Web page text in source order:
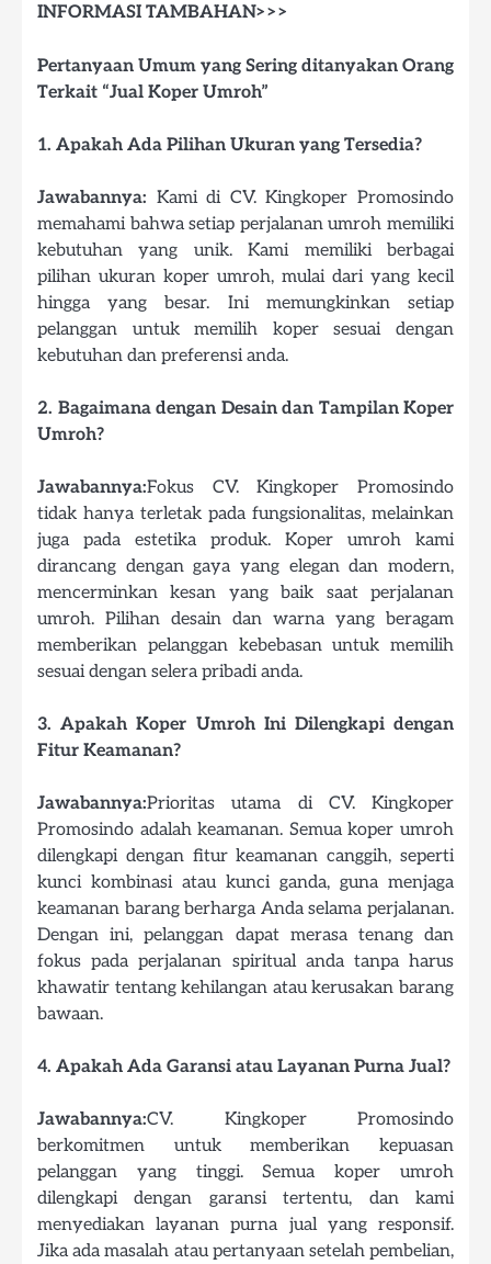
INFORMASI TAMBAHAN>>>
Pertanyaan Umum yang Sering ditanyakan Orang
Terkait “Jual Koper Umroh”
1. Apakah Ada Pilihan Ukuran yang Tersedia?
Jawabannya: Kami di CV. Kingkoper Promosindo
memahami bahwa setiap perjalanan umroh memiliki
kebutuhan yang unik. Kami memiliki berbagai
pilihan ukuran koper umroh, mulai dari yang kecil
hingga yang besar. Ini memungkinkan setiap
pelanggan untuk memilih koper sesuai dengan
kebutuhan dan preferensi anda.
2. Bagaimana dengan Desain dan Tampilan Koper
Umroh?
Jawabannya:Fokus CV. Kingkoper Promosindo
tidak hanya terletak pada fungsionalitas, melainkan
juga pada estetika produk. Koper umroh kami
dirancang dengan gaya yang elegan dan modern,
mencerminkan kesan yang baik saat perjalanan
umroh. Pilihan desain dan warna yang beragam
memberikan pelanggan kebebasan untuk memilih
sesuai dengan selera pribadi anda.
3. Apakah Koper Umroh Ini Dilengkapi dengan
Fitur Keamanan?
Jawabannya:Prioritas utama di CV. Kingkoper
Promosindo adalah keamanan. Semua koper umroh
dilengkapi dengan fitur keamanan canggih, seperti
kunci kombinasi atau kunci ganda, guna menjaga
keamanan barang berharga Anda selama perjalanan.
Dengan ini, pelanggan dapat merasa tenang dan
fokus pada perjalanan spiritual anda tanpa harus
khawatir tentang kehilangan atau kerusakan barang
bawaan.
4. Apakah Ada Garansi atau Layanan Purna Jual?
Jawabannya:CV. Kingkoper Promosindo
berkomitmen untuk memberikan kepuasan
pelanggan yang tinggi. Semua koper umroh
dilengkapi dengan garansi tertentu, dan kami
menyediakan layanan purna jual yang responsif.
Jika ada masalah atau pertanyaan setelah pembelian,